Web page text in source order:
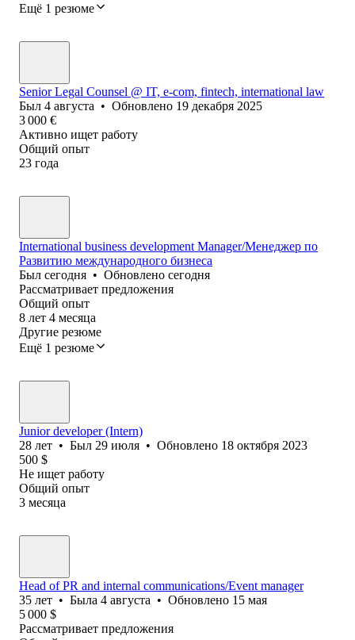
Ещё 1 резюме
Senior Legal Counsel @ IT, e-com, fintech, international law
Был 4 августа • Обновлено 19 декабря 2025
3 000 €
Активно ищет работу
Общий опыт
23 года
International business development Manager/Менеджер по
Развитию международного бизнеса
Был сегодня • Обновлено сегодня
Рассматривает предложения
Общий опыт
8 лет 4 месяца
Другие резюме
Ещё 1 резюме
Junior developer (Intern)
28 лет • Был 29 июля • Обновлено 18 октября 2023
500 $
Не ищет работу
Общий опыт
3 месяца
Head of PR and internal communications/Event manager
35 лет • Была 4 августа • Обновлено 15 мая
5 000 $
Рассматривает предложения